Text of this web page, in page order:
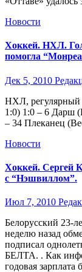
Новости
Хоккей. НХЛ.
помогла
Дек 5, 2010
НХЛ, регулярный
1:0) 1:0 – 6 Дарш
– 34 Плеканец
Новости
Хоккей. Сергей
с “Нэшвиллом”.
Июл 7, 2010
Белорусский 23-
неделю назад
подписал
БЕЛТА. . Как
годовая зарплата